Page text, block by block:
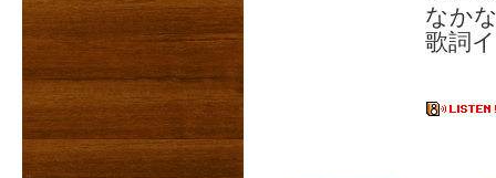
なか
歌詞